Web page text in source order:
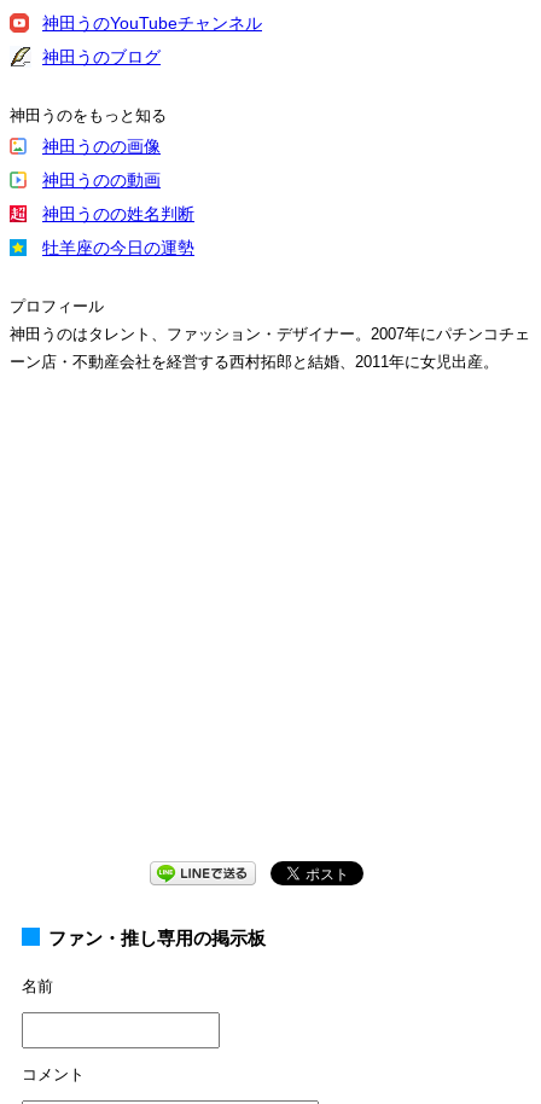
神田うのYouTubeチャンネル
神田うのブログ
神田うのをもっと知る
神田うのの画像
神田うのの動画
神田うのの姓名判断
牡羊座の今日の運勢
プロフィール
神田うのはタレント、ファッション・デザイナー。2007年にパチンコチェ
ーン店・不動産会社を経営する西村拓郎と結婚、2011年に女児出産。
ファン・推し専用の掲示板
名前
コメント